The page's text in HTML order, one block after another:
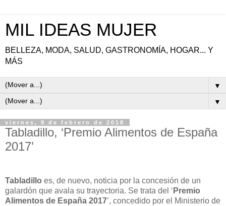
MIL IDEAS MUJER
BELLEZA, MODA, SALUD, GASTRONOMÍA, HOGAR... Y
MÁS
▼
▼
viernes, 9 de febrero de 2018
Tabladillo, ‘Premio Alimentos de España
2017’
Tabladillo es, de nuevo, noticia por la concesión de un
galardón que avala su trayectoria. Se trata del ‘ Premio
Alimentos de España 2017’, concedido por el Ministerio de